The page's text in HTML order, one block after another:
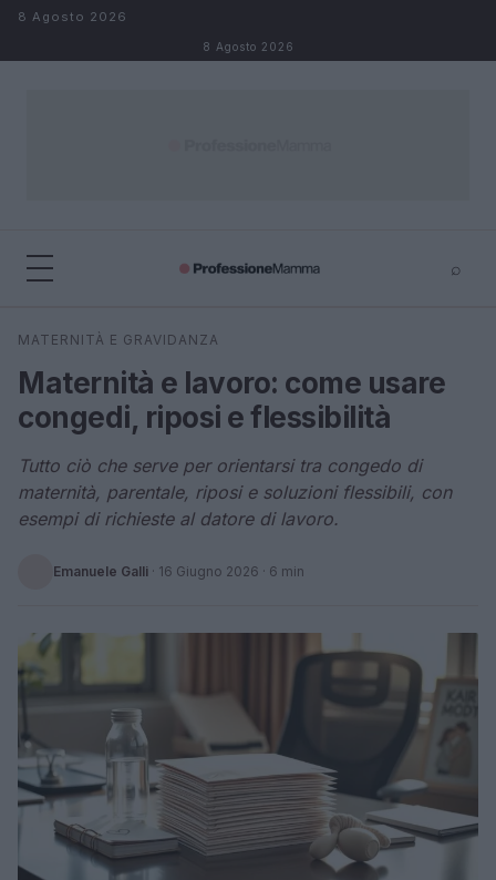
Salta al contenuto
8 Agosto 2026
8 Agosto 2026
⌕
Cerca
MATERNITÀ E GRAVIDANZA
Maternità e lavoro: come usare
congedi, riposi e flessibilità
Tutto ciò che serve per orientarsi tra congedo di
maternità, parentale, riposi e soluzioni flessibili, con
esempi di richieste al datore di lavoro.
Emanuele Galli · 16 Giugno 2026 · 6 min